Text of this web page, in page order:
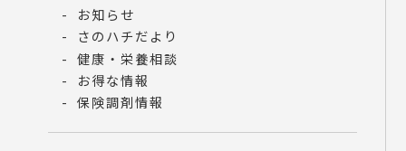
お知らせ
さのハチだより
健康・栄養相談
お得な情報
保険調剤情報